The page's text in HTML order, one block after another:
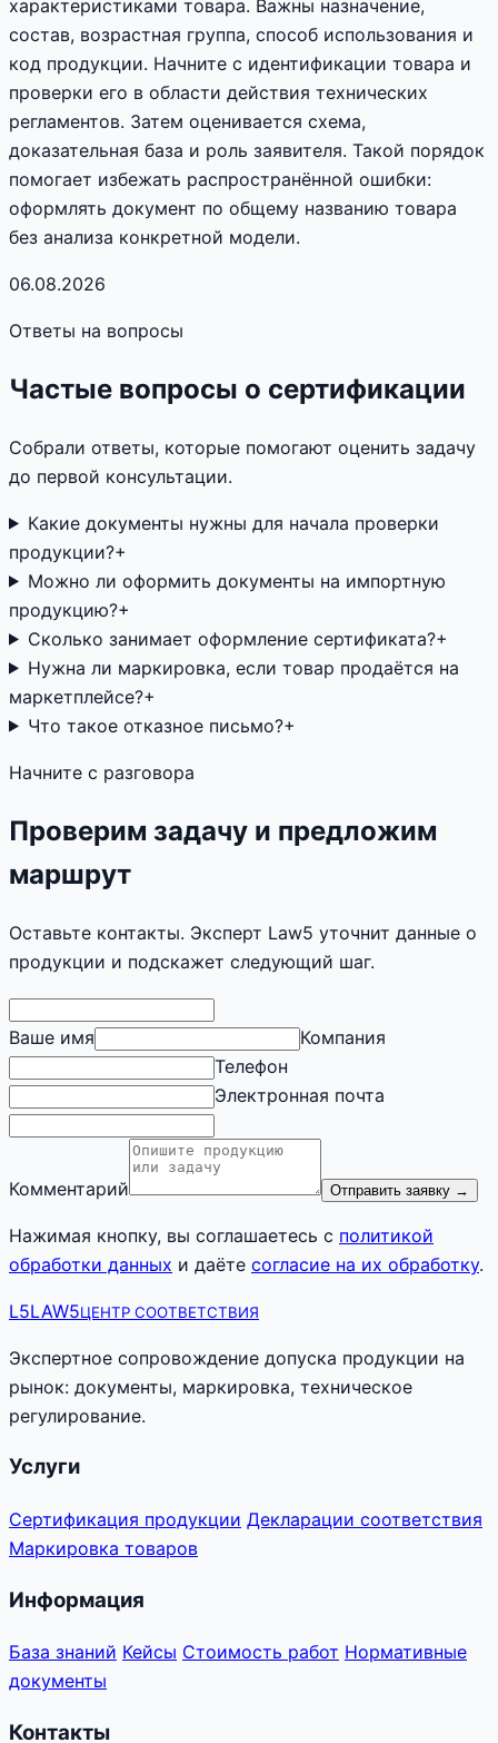
характеристиками товара. Важны назначение,
состав, возрастная группа, способ использования и
код продукции. Начните с идентификации товара и
проверки его в области действия технических
регламентов. Затем оценивается схема,
доказательная база и роль заявителя. Такой порядок
помогает избежать распространённой ошибки:
оформлять документ по общему названию товара
без анализа конкретной модели.
06.08.2026
Ответы на вопросы
Частые вопросы о сертификации
Собрали ответы, которые помогают оценить задачу
до первой консультации.
Какие документы нужны для начала проверки
продукции?+
Можно ли оформить документы на импортную
продукцию?+
Сколько занимает оформление сертификата?+
Нужна ли маркировка, если товар продаётся на
маркетплейсе?+
Что такое отказное письмо?+
Начните с разговора
Проверим задачу и предложим
маршрут
Оставьте контакты. Эксперт Law5 уточнит данные о
продукции и подскажет следующий шаг.
Ваше имя
Компания
Телефон
Электронная почта
Комментарий Отправить заявку →
Нажимая кнопку, вы соглашаетесь с политикой
обработки данных и даёте согласие на их обработку.
L5LAW5ЦЕНТР СООТВЕТСТВИЯ
Экспертное сопровождение допуска продукции на
рынок: документы, маркировка, техническое
регулирование.
Услуги
Сертификация продукции Декларации соответствия
Маркировка товаров
Информация
База знаний Кейсы Стоимость работ Нормативные
документы
Контакты